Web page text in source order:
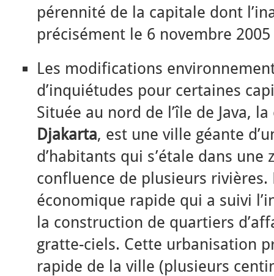
pérennité de la capitale dont
précisément le 6 novembre
Les modifications
d’inquiétudes pour certaines
Située au nord de l’île de Java,
Djakarta, est une ville géante
d’habitants qui s’étale dans une
confluence de plusieurs rivières.
économique rapide qui a suivi
la construction de quartiers
gratte-ciels. Cette urbanisation
rapide de la ville (plusieurs